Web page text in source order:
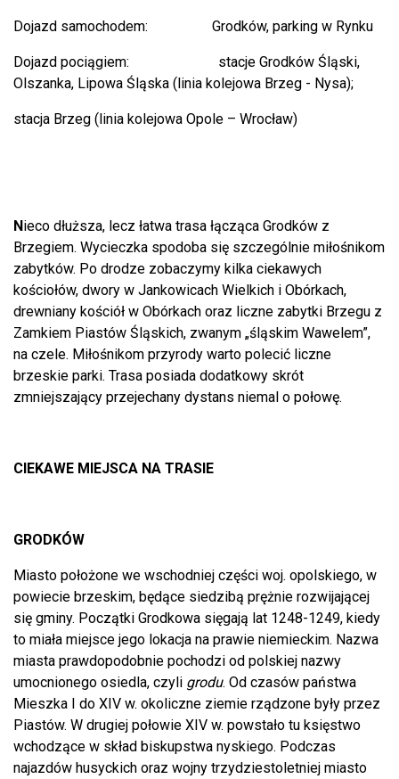
Dojazd samochodem: Grodków, parking w Rynku
Dojazd pociągiem: stacje Grodków Śląski,
Olszanka, Lipowa Śląska (linia kolejowa Brzeg - Nysa);
stacja Brzeg (linia kolejowa Opole – Wrocław)
Nieco dłuższa, lecz łatwa trasa łącząca Grodków z
Brzegiem. Wycieczka spodoba się szczególnie miłośnikom
zabytków. Po drodze zobaczymy kilka ciekawych
kościołów, dwory w Jankowicach Wielkich i Obórkach,
drewniany kościół w Obórkach oraz liczne zabytki Brzegu z
Zamkiem Piastów Śląskich, zwanym „śląskim Wawelem”,
na czele. Miłośnikom przyrody warto polecić liczne
brzeskie parki. Trasa posiada dodatkowy skrót
zmniejszający przejechany dystans niemal o połowę.
CIEKAWE MIEJSCA NA TRASIE
GRODKÓW
Miasto położone we wschodniej części woj. opolskiego, w
powiecie brzeskim, będące siedzibą prężnie rozwijającej
się gminy. Początki Grodkowa sięgają lat 1248-1249, kiedy
to miała miejsce jego lokacja na prawie niemieckim. Nazwa
miasta prawdopodobnie pochodzi od polskiej nazwy
umocnionego osiedla, czyli grodu. Od czasów państwa
Mieszka I do XIV w. okoliczne ziemie rządzone były przez
Piastów. W drugiej połowie XIV w. powstało tu księstwo
wchodzące w skład biskupstwa nyskiego. Podczas
najazdów husyckich oraz wojny trzydziestoletniej miasto